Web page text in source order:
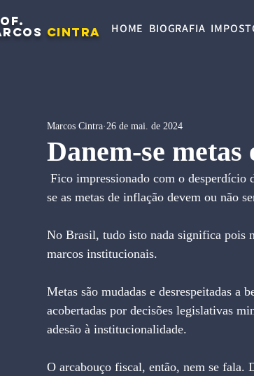
CINTRA HOME BIOGRAFIA
Danem-se metas
Marcos Cintra 26 de mai. de 2024
Fico impressionado com o desperdício
se as metas de inflação devem ou não
No Brasil, tudo isto nada significa pois
marcos institucionais.
Metas são mudadas e desrespeitadas a
acobertadas por decisões legislativas
adesão à institucionalidade.
O arcabouço fiscal, então, nem se fala.